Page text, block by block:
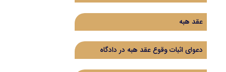
عقد هبه
دعوای اثبات وقوع عقد هبه در دادگاه